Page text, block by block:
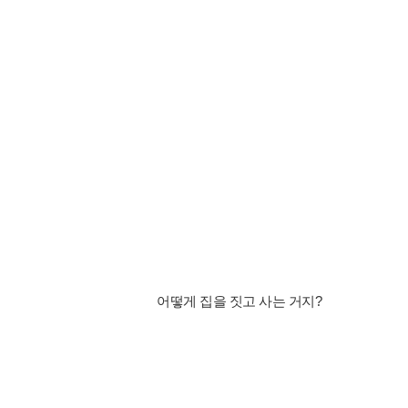
어떻게 집을 짓고 사는 거지?​